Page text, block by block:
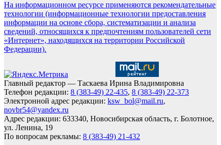
На информационном ресурсе применяются рекомендательные
технологии (информационные технологии предоставления
информации на основе сбора, систематизации и анализа
сведений, относящихся к предпочтениям пользователей сети
«Интернет», находящихся на территории Российской
Федерации).
Главный редактор — Таскаева Ирина Владимировна
Телефон редакции: 8 (383-49) 22-435, 8 (383-49) 22-373
Электронной адрес редакции: ksw_bol@mail.ru,
novbr54@yandex.ru
Адрес редакции: 633340, Новосибирская область, г. Болотное,
ул. Ленина, 19
По вопросам рекламы: 8 (383-49) 21-432